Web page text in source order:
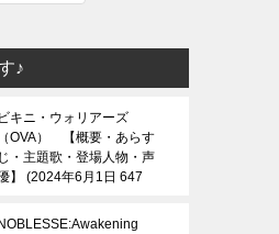
♪
ビキニ・ウォリアーズ
（OVA） 【概要・あらす
じ・主題歌・登場人物・声
】
2024年6月1日 647